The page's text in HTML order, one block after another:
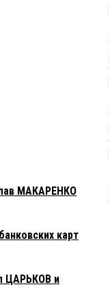
МАКАРЕНКО
карт
ЦАРЬКОВ и